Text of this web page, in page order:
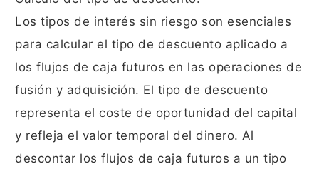
Los tipos de interés sin riesgo son esenciales
para calcular el tipo de descuento aplicado a
los flujos de caja futuros en las operaciones de
fusión y adquisición. El tipo de descuento
representa el coste de oportunidad del capital
y refleja el valor temporal del dinero. Al
descontar los flujos de caja futuros a un tipo